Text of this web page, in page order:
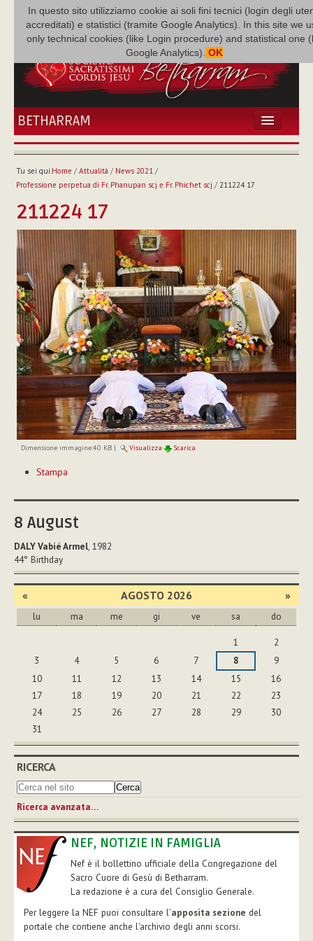
In questo sito utilizziamo cookie ai soli fini tecnici (login degli
accreditati) e statistici (tramite Google Analytics). In this site we
only technical cookies (like Login procedure) and statistical one
Google Analytics). OK
BETHARRAM
HOME
BÉTHARRAM
MISSIONE
NEF
MEDIATECA
P. AUGUSTO ETCHECOPAR
Tu sei qui:Home / Attualità / News 2021/
Professione perpetua di Fr. Phanupan scj e Fr. Phichet scj / 211224 17
211224 17
Dimensione immagine:40 KB| Visualizza Scarica
sul
Stampa
8 August
DALY Vabié Armel, 1982
44° Birthday
« AGOSTO 2026 »
lu ma me gi ve sa do
1
2
3
4 5 6 7 8
9
10
11 12 13 14 15
16
17
18 19 20 21 22
23
24
25 26 27 28 29
30
31
RICERCA
Ricerca avanzata…
NEF, NOTIZIE IN FAMIGLIA
Nef è il bollettino ufficiale della Congregazione del
Sacro Cuore di Gesù di Betharram.
La redazione è a cura del Consiglio Generale.
Per leggere la NEF puoi consultare l’apposita sezione del
portale che contiene anche l'archivio degli anni scorsi.